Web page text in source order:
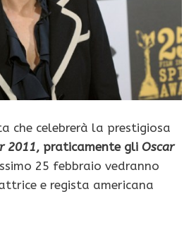
che celebrerà la prestigiosa
2011, praticamente gli Oscar
25 febbraio vedranno
e regista americana